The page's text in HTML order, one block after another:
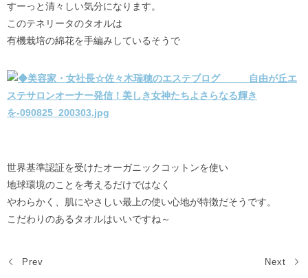
すーっと清々しい気分になります。
このテネリータのタオルは
有機栽培の綿花を手編みしているそうで
世界基準認証を受けたオーガニックコットンを使い
地球環境のことを考えるだけではなく
やわらかく、肌にやさしい最上の使い心地が特徴だそうです。
こだわりのあるタオルはいいですね～
Prev Next